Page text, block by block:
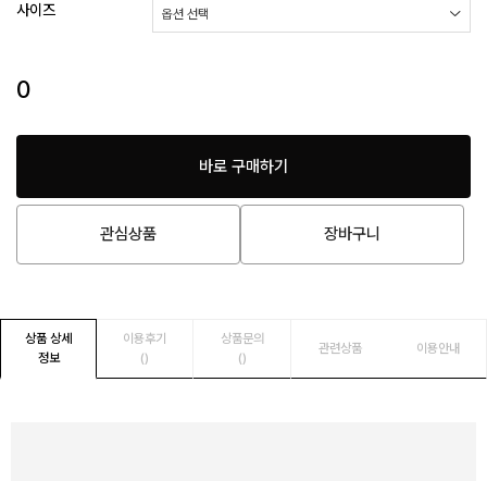
사이즈
0
바로 구매하기
관심상품 장바구니
상품 상세
정보
이용후기
()
상품문의
()
관련상품 이용안내